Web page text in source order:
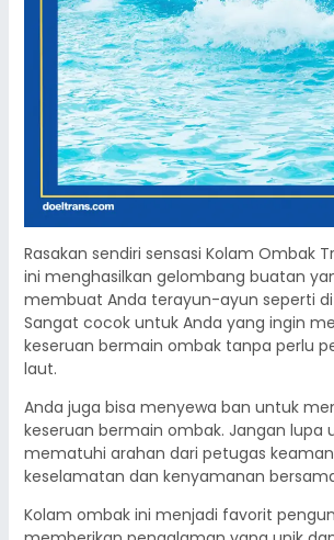
Rasakan sendiri sensasi Kolam Ombak
ini menghasilkan gelombang buatan
membuat Anda terayun-ayun seperti di
Sangat cocok untuk Anda yang ingin
keseruan bermain ombak tanpa perlu
laut.
Anda juga bisa menyewa ban untuk
keseruan bermain ombak. Jangan lupa
mematuhi arahan dari petugas
keselamatan dan kenyamanan
Kolam ombak ini menjadi favorit